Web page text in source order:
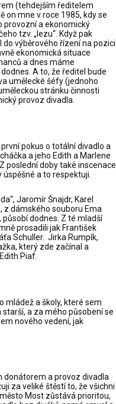
(tehdejším ředitelem
on mne v roce 1985, kdy se
provozní a ekonomický
tzv. „lezu“. Když pak
výběrového řízení na pozici
ekonomická situace
a dnes máme
A to, že ředitel bude
umělecké šéfy (jednoho
stránku činnosti
provoz divadla.
pokus o totální divadlo a
a jeho Edith a Marlene
poslední doby také inscenace
a to respektuji.
Jaromír Šnajdr, Karel
z dámského souboru Ema
působí dodnes. Z té mladší
prosadili jak František
Schuller. Jirka Rumpík,
který zde začínal a
Piaf.
mládež a školy, které sem
a za mého působení se
nového vedení, jak
donátorem a provoz divadla
za veliké štěstí to, že všichni
Most zůstává prioritou,